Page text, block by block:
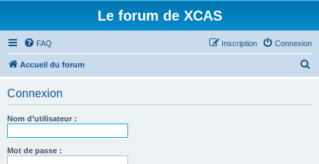
Le forum de XCAS
FAQ Connexion
Inscription
Accueil du forum
Connexion
Nom d’utilisateur :
Mot de passe :